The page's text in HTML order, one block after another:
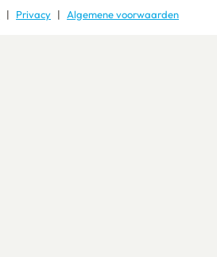
Privacy Algemene voorwaarden